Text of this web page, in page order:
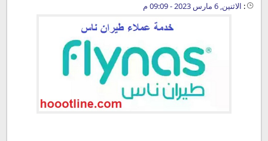
: الاثنين, 6 مارس 2023 - 09:09 م